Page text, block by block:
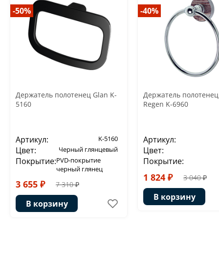
-50%
Держатель полотенец Glan K-
5160
Артикул: K-5160
Цвет: Черный глянцевый
Покрытие:PVD-покрытие
черный глянец
3 655 ₽ 7 310 ₽
В корзину
-40%
Держатель
Regen K-6960
Артикул:
Цвет:
Покрытие:
1 824 ₽ 3 040 ₽
В корзину